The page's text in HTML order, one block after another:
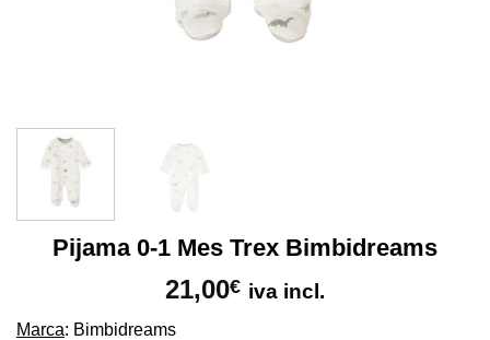
Pijama 0-1 Mes Trex Bimbidreams
21,00€ iva incl.
Marca: Bimbidreams